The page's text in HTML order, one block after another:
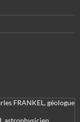
FRANKEL, géologue
astrophysicien